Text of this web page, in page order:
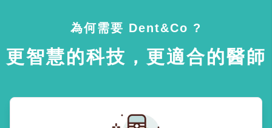
為何需要 Dent&Co ?
更智慧的科技，更適合的醫師